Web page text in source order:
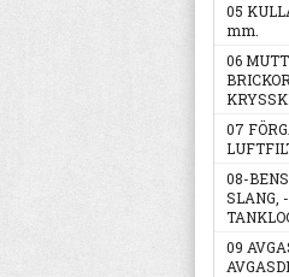
05
mm.
06
07
08-
SLANG,
09